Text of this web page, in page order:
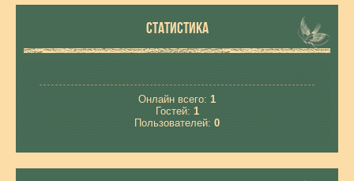
СТАТИСТИКА
Онлайн всего: 1
Гостей: 1
Пользователей: 0